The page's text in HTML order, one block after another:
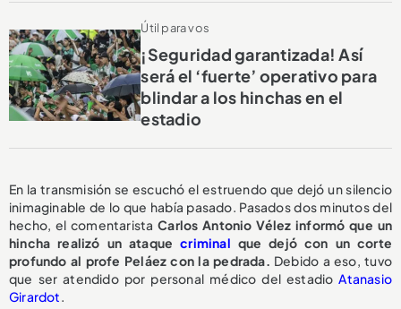
Útil para vos
¡Seguridad garantizada! Así
será el ‘fuerte’ operativo para
blindar a los hinchas en el
estadio
En la transmisión se escuchó el estruendo que dejó un silencio
inimaginable de lo que había pasado. Pasados dos minutos del
hecho, el comentaristaCarlos Antonio Vélez informó que un
hincha realizó un ataquecriminal que dejó con un corte
profundo al profe Peláez con la pedrada. Debido a eso, tuvo
que ser atendido por personal médico del estadioAtanasio
Girardot.